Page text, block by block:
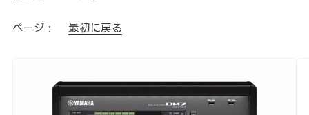
ページ : 最初に戻る